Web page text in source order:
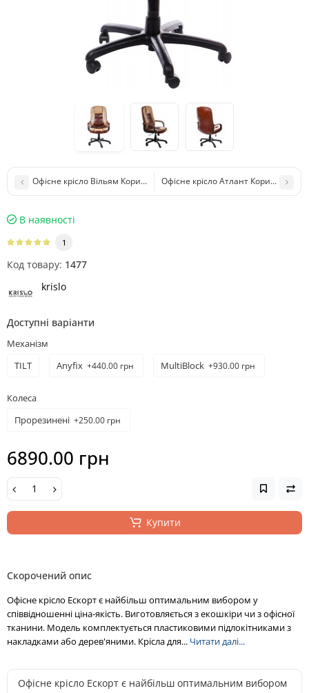
Офісне крісло Вільям Коричневе Bond 06Офісне крісло Атлант Коричневе
В наявності
1
Код товару: 1477
krislo
Доступні варіанти
Механізм
TILT
Anyfix +440.00 грн MultiBlock +930.00 грн
Колеса
Прорезинені +250.00 грн
6890.00 грн
Купити
Скорочений опис
Офісне крісло Ескорт є найбільш оптимальним вибором у
співвідношенні ціна-якість. Виготовляється з екошкіри чи з офісної
тканини. Модель комплектується пластиковими підлокітниками з
накладками або дерев'яними. Крісла для... Читати далі...
Офісне крісло Ескорт є найбільш оптимальним вибором